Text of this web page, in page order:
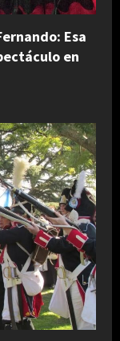
Esa
en